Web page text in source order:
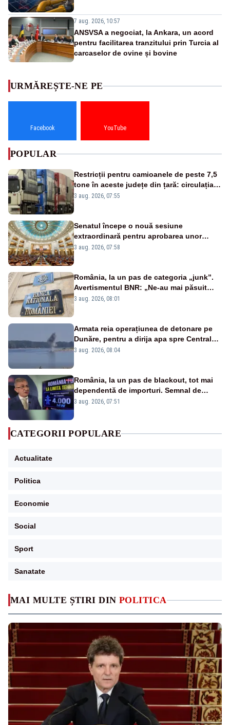
7 aug. 2026, 10:57
ANSVSA a negociat, la Ankara, un acord
pentru facilitarea tranzitului prin Turcia al
carcaselor de ovine și bovine
MAI MULTE ȘTIRI DIN POLITICA
URMĂREȘTE-NE PE
Facebook YouTube
POPULAR
Restricții pentru camioanele de peste 7,5
tone în aceste județe din țară: circulația
este interzisă luni, între orele 12:00 și
3 aug. 2026, 07:55
Senatul începe o nouă sesiune
extraordinară pentru aprobarea unor
jaloane din PNRR
3 aug. 2026, 07:58
România, la un pas de categoria „junk”.
Avertismentul BNR: „Ne-au mai păsuit
pentru câteva luni”
3 aug. 2026, 08:01
Armata reia operațiunea de detonare pe
Dunăre, pentru a dirija apa spre Centrala
Cernavodă
3 aug. 2026, 08:04
România, la un pas de blackout, tot mai
dependentă de importuri. Semnal de
alarmă tras de un expert în energie
3 aug. 2026, 07:51
CATEGORII POPULARE
Actualitate
Politica
Economie
Social
Sport
Sanatate